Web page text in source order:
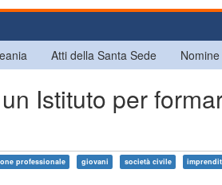
Atti della Santa Sede Nomine
Istituto per
professionale giovani società civile